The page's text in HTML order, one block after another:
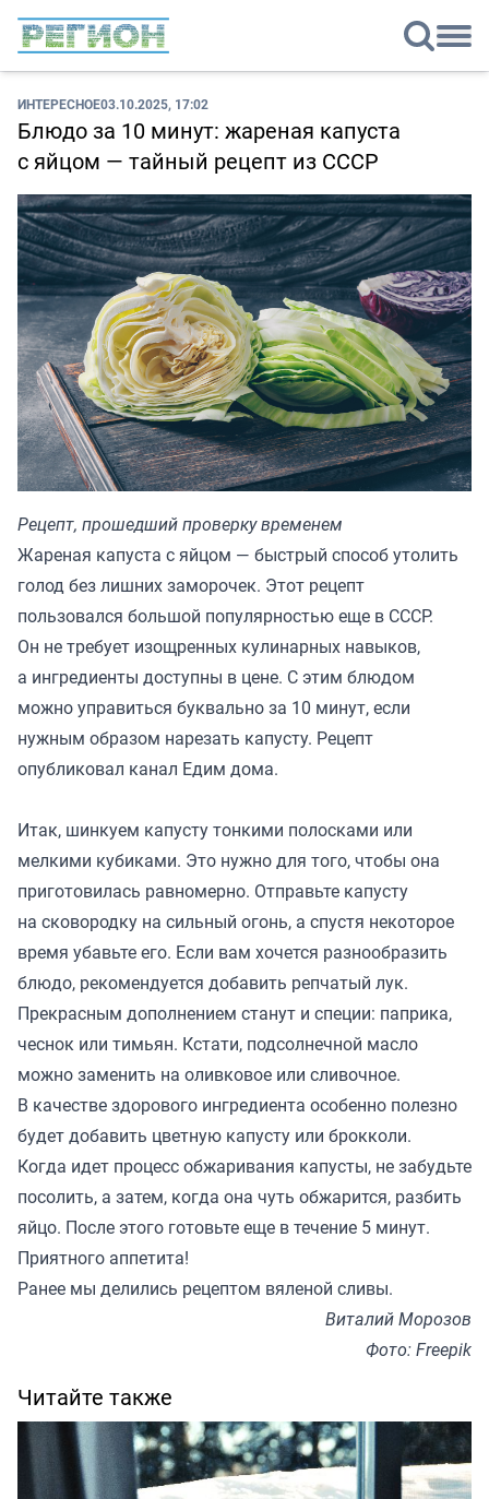
ИНТЕРЕСНОЕ03.10.2025, 17:02
Блюдо за 10 минут: жареная капуста
с яйцом — тайный рецепт из СССР
Рецепт, прошедший проверку временем
Жареная капуста с яйцом — быстрый способ утолить
голод без лишних заморочек. Этот рецепт
пользовался большой популярностью еще в СССР.
Он не требует изощренных кулинарных навыков,
а ингредиенты доступны в цене. С этим блюдом
можно управиться буквально за 10 минут, если
нужным образом нарезать капусту. Рецепт
опубликовал канал Едим дома.
Итак, шинкуем капусту тонкими полосками или
мелкими кубиками. Это нужно для того, чтобы она
приготовилась равномерно. Отправьте капусту
на сковородку на сильный огонь, а спустя некоторое
время убавьте его. Если вам хочется разнообразить
блюдо, рекомендуется добавить репчатый лук.
Прекрасным дополнением станут и специи: паприка,
чеснок или тимьян. Кстати, подсолнечной масло
можно заменить на оливковое или сливочное.
В качестве здорового ингредиента особенно полезно
будет добавить цветную капусту или брокколи.
Когда идет процесс обжаривания капусты, не забудьте
посолить, а затем, когда она чуть обжарится, разбить
яйцо. После этого готовьте еще в течение 5 минут.
Приятного аппетита!
Ранее мы делились рецептом вяленой сливы.
Виталий Морозов
Фото: Freepik
Читайте также